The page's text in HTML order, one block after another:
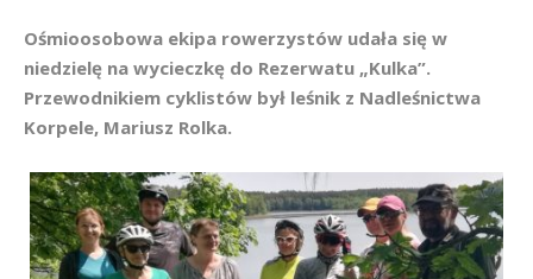
Ośmioosobowa ekipa rowerzystów udała się w
niedzielę na wycieczkę do Rezerwatu „Kulka”.
Przewodnikiem cyklistów był leśnik z Nadleśnictwa
Korpele, Mariusz Rolka.